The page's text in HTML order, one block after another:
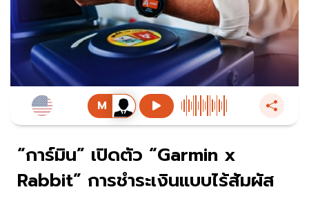
“การ์มิน” เปิดตัว “Garmin x
Rabbit” การชำระเงินแบบไร้สัมผัส